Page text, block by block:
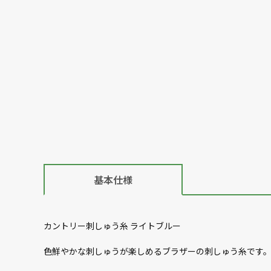
基本仕様
カントリー刺しゅう糸 ライトブルー
色鮮やかな刺しゅうが楽しめるブラザーの刺しゅう糸です。